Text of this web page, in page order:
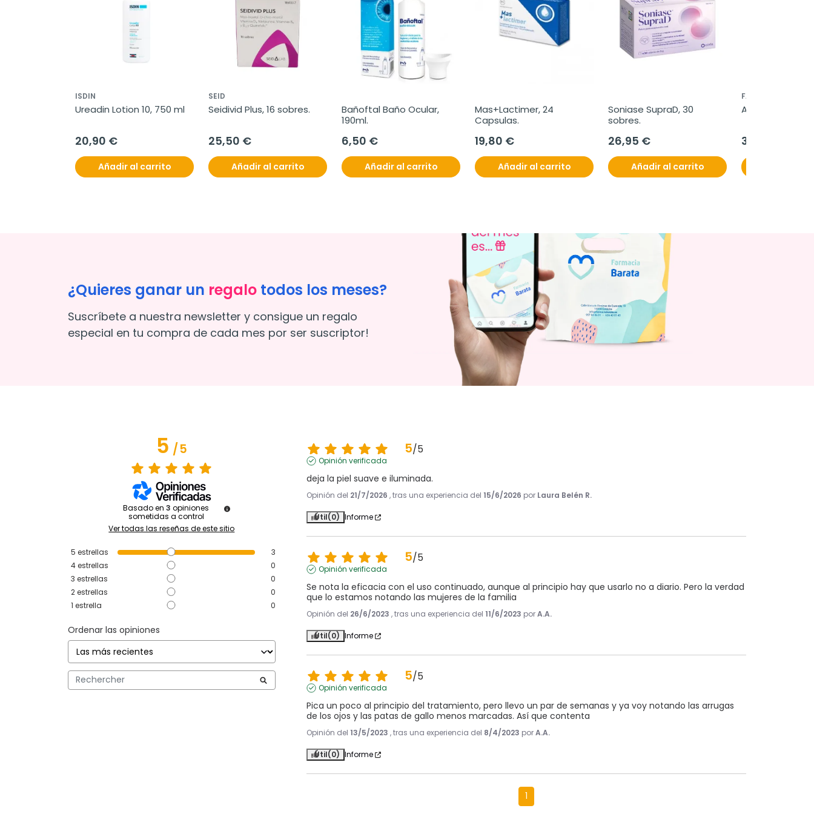
ISDIN
Ureadin Lotion 10, 750 ml
20,90 €
Añadir al carrito
SEID
Seidivid Plus, 16 sobres.
25,50 €
Añadir al carrito
Bañoftal Baño Ocular,
190ml.
6,50 €
Añadir al carrito
Mas+Lactimer, 24
Capsulas.
19,80 €
Añadir al carrito
Soniase SupraD, 30
sobres.
26,95 €
Añadir al carrito
FARMASIERRA
Alflorex, 30
30,95 €
¿Quieres ganar un regalo todos los meses?
Suscríbete a nuestra newsletter y consigue un regalo
especial en tu compra de cada mes por ser suscriptor!
5/5
Basado en3 opiniones
sometidas a control
Ver todas las reseñas de este sitio
5 estrellas
3
4estrellas
0
3 estrellas
0
2estrellas
0
1 estrella 0
Ordenar las opiniones
5/5
Opinión verificada
deja la piel suave e iluminada.
Opinión del 21/7/2026 , tras una experiencia del 15/6/2026 por Laura Belén R.
Útil(0) Informe
5/5
Opinión verificada
Se nota la eficacia con el uso continuado, aunque al principio hay que usarlo no a diario. Pero la verdad
que lo estamos notando las mujeres de la familia
Opinión del 26/6/2023 , tras una experiencia del 11/6/2023 porA.A.
Útil(0) Informe
5/5
Opinión verificada
Pica un poco al principio del tratamiento, pero llevo un par de semanas y ya voy notando las arrugas
de los ojos y las patas de gallo menos marcadas. Así que contenta
Opinión del 13/5/2023 , tras una experiencia del 8/4/2023 porA.A.
Útil(0) Informe
1